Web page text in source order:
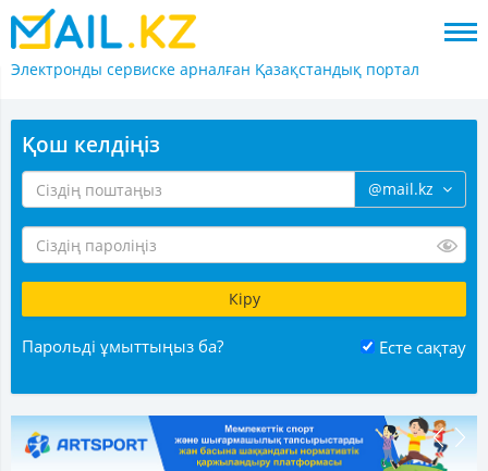
Электронды сервиске арналған Қазақстандық портал
Қош келдіңіз
@mail.kz
Парольді ұмыттыңыз ба? Есте сақтау